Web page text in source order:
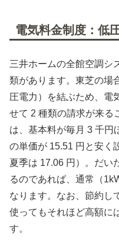
電気料金制度：低
三井ホームの全館空調シ
類があります。東芝の場
圧電力）を結ぶため、電
せて 2 種類の請求が来る
は、基本料が毎月 3 千円
の単価が 15.51 円と安く
夏季は 17.06 円）。だい
るのであれば、通常（
なります。なお、節約し
使ってもそれほど高額に
す。